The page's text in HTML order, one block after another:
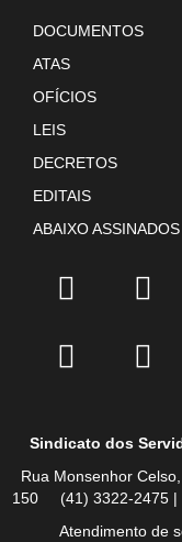
DOCUMENTOS
ATAS
OFÍCIOS
LEIS
DECRETOS
EDITAIS
ABAIXO ASSINADOS
Sindicato dos
Rua Monsenhor
150 (41) 3322-2475 |
Atendimento de